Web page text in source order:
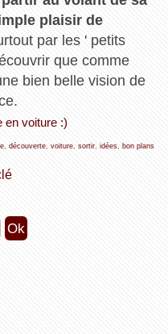
plaisir de
par les ' petits
que comme
bien belle vision de
en voiture :)
, découverte, voiture, sortir, idées, bon plans